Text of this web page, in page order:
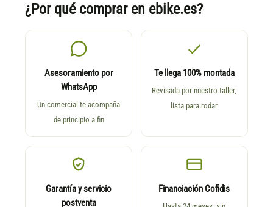
¿Por qué comprar en ebike.es?
Asesoramiento por
WhatsApp
Un comercial te acompaña
de principio a fin
Te llega 100% montada
Revisada por nuestro taller,
lista para rodar
Garantía y servicio
postventa
Financiación Cofidis